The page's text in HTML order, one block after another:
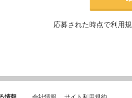
応募された時点で利用